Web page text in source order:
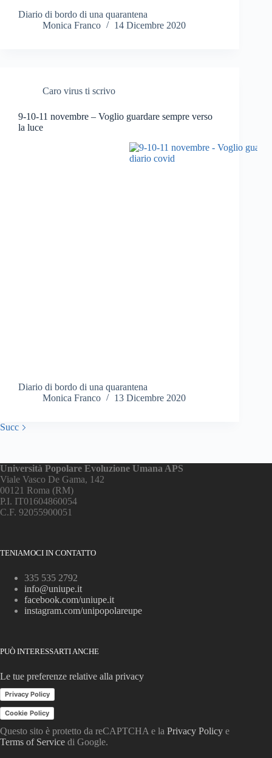
Diario di bordo di una quarantena
Monica Franco
14 Dicembre 2020
Caro virus ti scrivo
9-10-11 novembre – Voglio guardare sempre verso
la luce
Diario di bordo di una quarantena
Monica Franco
13 Dicembre 2020
Succ
Università Popolare Evoluzione Umana APS
Viale Vasco De Gama, 142
00121 Roma (RM)
P.I. IT01604860054
C.F. 92055900051
TENIAMOCI IN CONTATTO
335 535 2792
info@uniupe.it
facebook.com/uniupe.it
instagram.com/unipopolareupe
PUÒ INTERESSARTI ANCHE
Le tue preferenze relative alla privacy
Privacy Policy
Cookie Policy
Questo sito è protetto da reCAPTCHA e la Privacy Policy e
Terms of Service di Google.